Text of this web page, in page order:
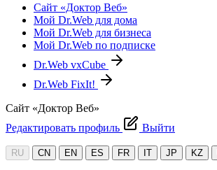
Сайт «Доктор Веб»
Мой Dr.Web для дома
Мой Dr.Web для бизнеса
Мой Dr.Web по подписке
Dr.Web vxCube
Dr.Web FixIt!
Сайт «Доктор Веб»
Редактировать профиль
Выйти
RU CN EN ES FR IT JP KZ